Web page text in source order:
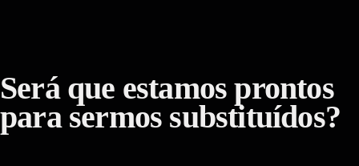
Será que estamos prontos
para sermos substituídos?